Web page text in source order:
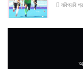
যবিপ্রবি